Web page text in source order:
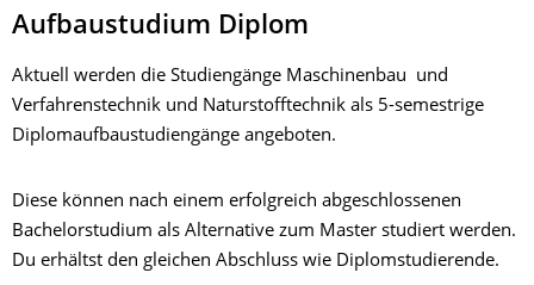
Aufbaustudium Diplom
Aktuell werden die Studiengänge Maschinenbau und
Verfahrenstechnik und Naturstofftechnik als 5-semestrige
Diplomaufbaustudiengänge angeboten.
Diese können nach einem erfolgreich abgeschlossenen
Bachelorstudium als Alternative zum Master studiert werden.
Du erhältst den gleichen Abschluss wie Diplomstudierende.